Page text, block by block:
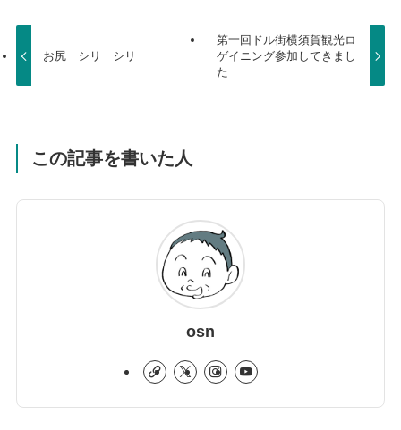
お尻 シリ シリ
第一回ドル街横須賀観光ロ
ゲイニング参加してきまし
た
この記事を書いた人
osn